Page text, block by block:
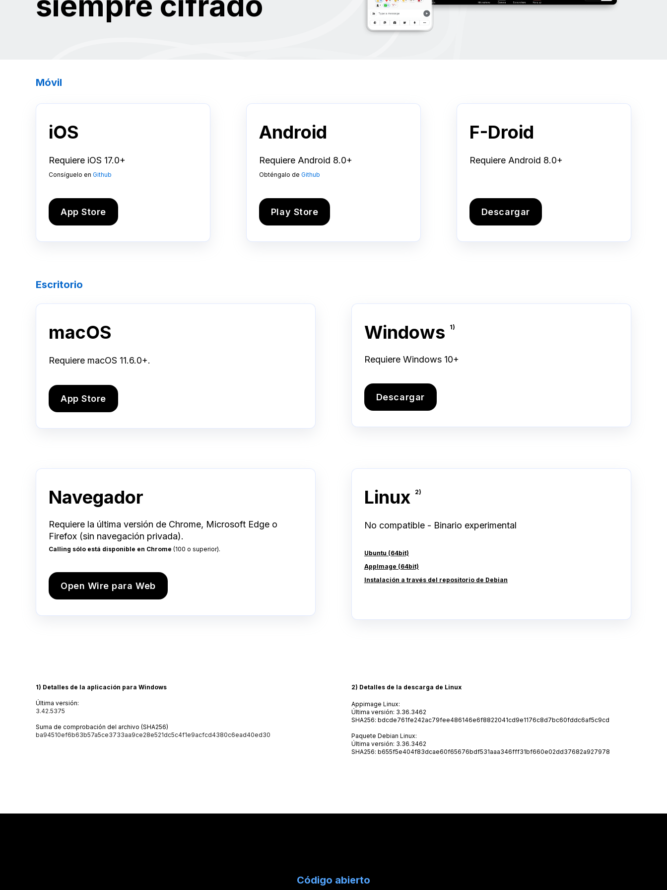
Móvil
iOS
Requiere iOS 17.0+
Consíguelo en Github
App Store
Android
Requiere Android 8.0+
Obténgalo de Github
Play Store
F-Droid
Requiere Android 8.0+
Descargar
Escritorio
macOS
Requiere macOS 11.6.0+.
App Store
Windows 1)
Requiere Windows 10+
Descargar
Navegador
Requiere la última versión de Chrome, Microsoft Edge o
Firefox (sin navegación privada).
Calling sólo está disponible en Chrome (100 o superior).
Open Wire para Web
Linux 2)
No compatible - Binario experimental
Ubuntu (64bit)
AppImage (64bit)
Instalación a través del repositorio de Debian
1) Detalles de la aplicación para Windows
Última versión:
3.42.5375
Suma de comprobación del archivo (SHA256)
ba94510ef6b63b57a5ce3733aa9ce28e521dc5c4f1e9acfcd4380c6ead40ed30
2) Detalles de la descarga de Linux
Appimage Linux:
Última versión: 3.36.3462
SHA256: bdcde761fe242ac79fee486146e6f8822041cd9e1176c8d7bc60fddc6af5c9cd
Paquete Debian Linux:
Última versión: 3.36.3462
SHA256: b655f5e404f83dcae60f65676bdf531aaa346fff31bf660e02dd37682a927978
Código abierto